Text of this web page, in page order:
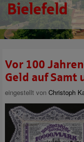
Bielefeld
Vor 100
Geld auf Samt
eingestellt von Christoph